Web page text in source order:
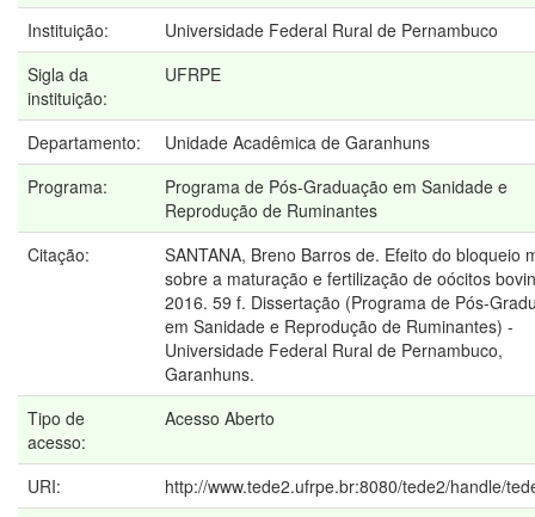
Instituição:
Universidade Federal Rural de Pernambuco
Sigla da
instituição:
UFRPE
Departamento:
Unidade Acadêmica de Garanhuns
Programa:
Programa de Pós-Graduação em Sanidade e
Reprodução de Ruminantes
Citação:
SANTANA, Breno Barros de. Efeito do bloqueio
sobre a maturação e fertilização de oócitos
2016. 59 f. Dissertação (Programa de Pós-
em Sanidade e Reprodução de Ruminantes) -
Universidade Federal Rural de Pernambuco,
Garanhuns.
Tipo de
acesso:
Acesso Aberto
URI:
http://www.tede2.ufrpe.br:8080/tede2/handle/